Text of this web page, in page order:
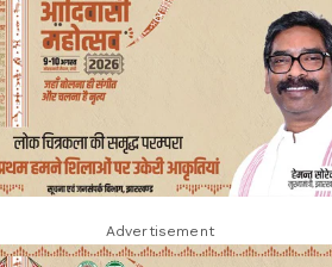
Advertisement